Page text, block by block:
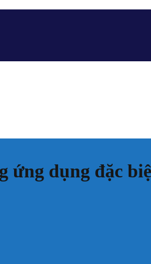
dụng đặc